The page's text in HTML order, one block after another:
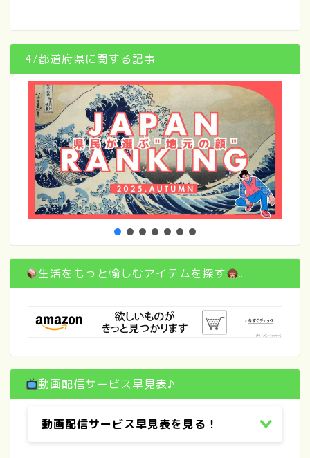
47都道府県に関する記事
生活をもっと愉しむアイテムを探す …
動画配信サービス早見表♪
動画配信サービス早見表を見る！